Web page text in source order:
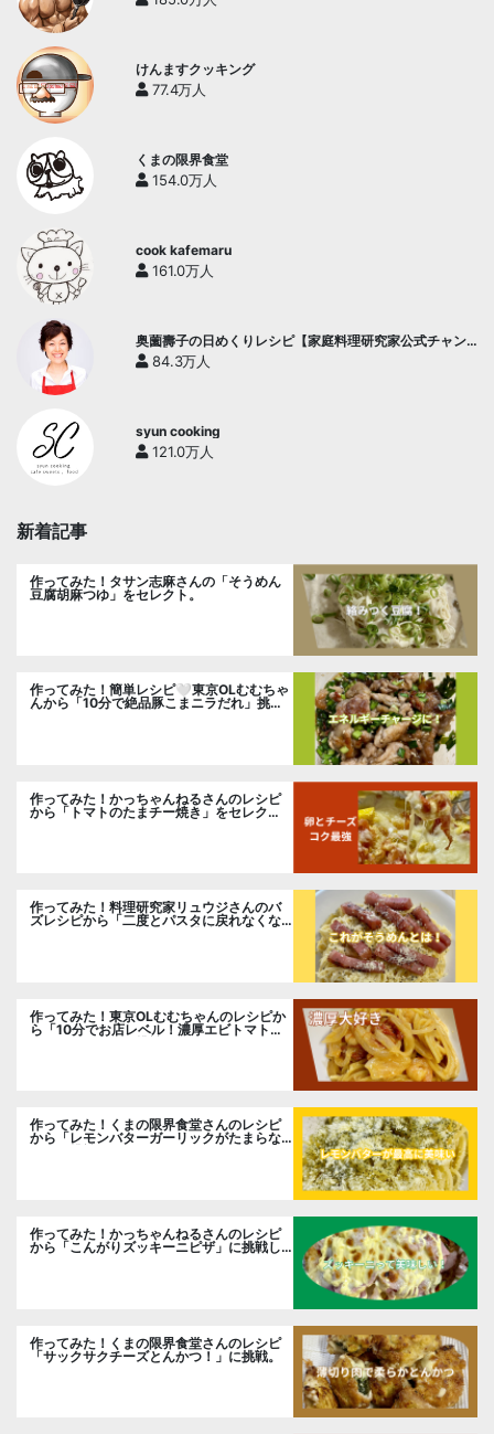
けんますクッキング
77.4万人
くまの限界食堂
154.0万人
cook kafemaru
161.0万人
奥薗壽子の日めくりレシピ【家庭料理研究家公式チャン
ネル】
84.3万人
syun cooking
121.0万人
新着記事
作ってみた！タサン志麻さんの「そうめん
豆腐胡麻つゆ」をセレクト。
作ってみた！簡単レシピ🤍東京OLむむちゃ
んから「10分で絶品豚こまニラだれ」挑
作ってみた！かっちゃんねるさんのレシピ
から「トマトのたまチー焼き」をセレク
ト。
作ってみた！料理研究家リュウジさんのバ
ズレシピから「二度とパスタに戻れなくな
作ってみた！東京OLむむちゃんのレシピか
ら「10分でお店レベル！濃厚エビトマトク
作ってみた！くまの限界食堂さんのレシピ
から「レモンバターガーリックがたまらな
作ってみた！かっちゃんねるさんのレシピ
から「こんがりズッキーニピザ」に挑戦し
作ってみた！くまの限界食堂さんのレシピ
「サックサクチーズとんかつ！」に挑戦。